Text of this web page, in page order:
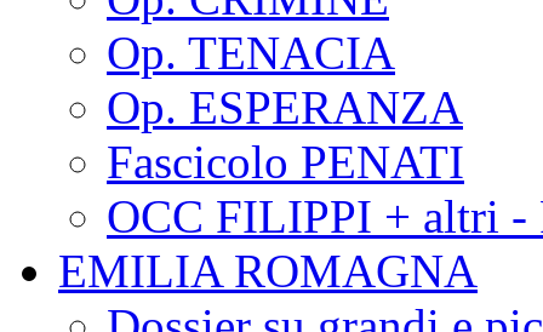
Op. TENACIA
Op. ESPERANZA
Fascicolo PENATI
OCC FILIPPI + altri -
EMILIA ROMAGNA